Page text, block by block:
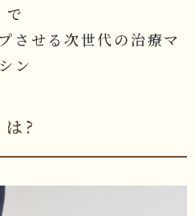
で
させる次世代の治療マ
シン
?